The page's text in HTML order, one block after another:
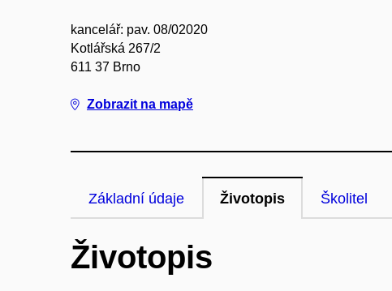
kancelář: pav. 08/02020
Kotlářská 267/2
611 37 Brno
Zobrazit na mapě
Základní údaje Životopis Školitel
Životopis